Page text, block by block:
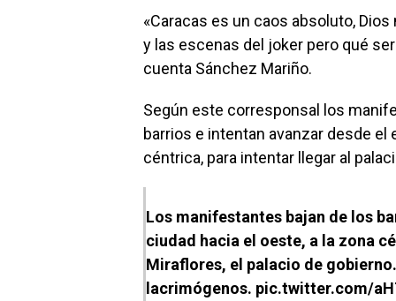
«Caracas es un caos absoluto,
y las escenas del joker pero qué
cuenta Sánchez Mariño.
Según este corresponsal los
barrios e intentan avanzar desde el
céntrica, para intentar llegar al
Los manifestantes bajan de los
ciudad hacia el oeste, a la zona
Miraflores, el palacio de
lacrimógenos. pic.twitter.com/